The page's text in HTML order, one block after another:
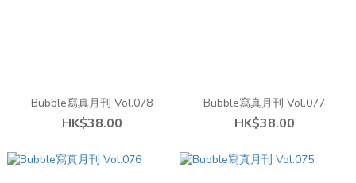
Bubble寫真月刊 Vol.078
HK$38.00
Bubble寫真月刊 Vol.077
HK$38.00